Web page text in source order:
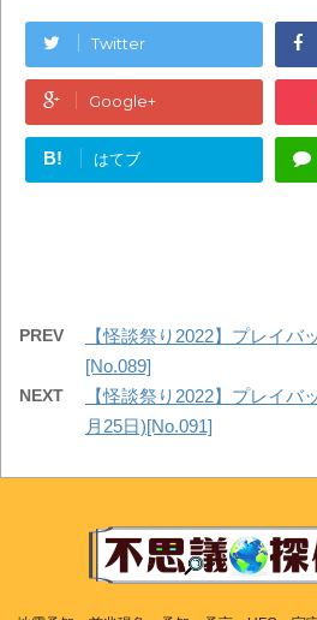
Twitter
Google+
B! はてブ
PREV
【怪談祭り2022】プレイバ
[No.089]
NEXT
【怪談祭り2022】プレイ
月25日)[No.091]